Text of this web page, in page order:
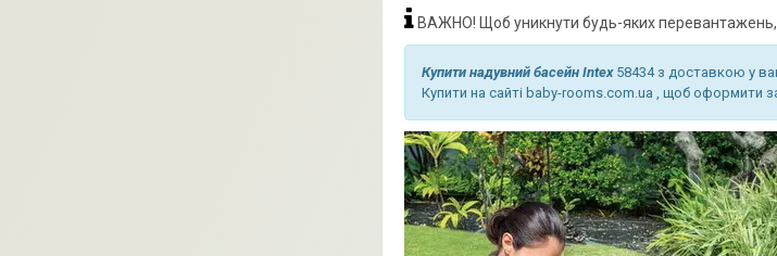
ВАЖНО! Щоб уникнути будь-яких перевантажень,
Купити надувний басейн Intex58434 з доставкою у
Купити на сайті baby-rooms.com.ua , щоб оформити